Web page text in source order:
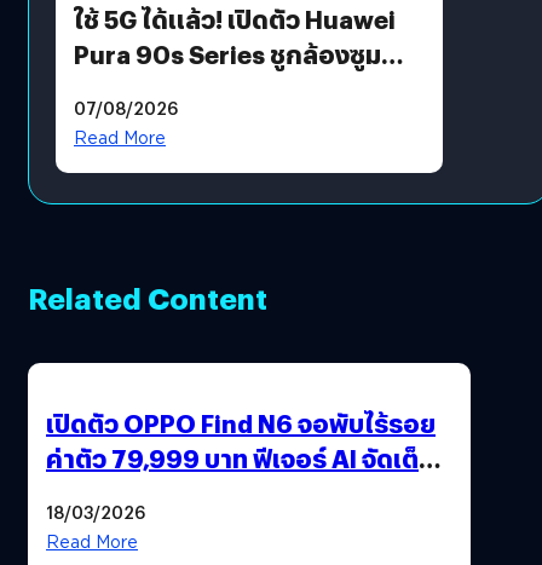
ใช้ 5G ได้แล้ว! เปิดตัว Huawei
Pura 90s Series ชูกล้องซูม
07/08/2026
Read More
Related Content
เปิดตัว OPPO Find N6 จอพับไร้รอย
ค่าตัว 79,999 บาท ฟีเจอร์ AI จัดเต็ม
18/03/2026
Read More